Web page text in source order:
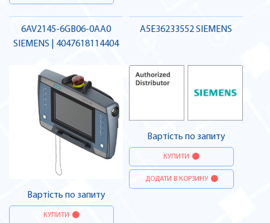
6AV2145-6GB06-0AA0
SIEMENS | 4047618114404
Вартість по запиту
КУПИТИ
A5E36233552 SIEMENS
Вартість по запиту
КУПИТИ
ДОДАТИ В КОРЗИНУ